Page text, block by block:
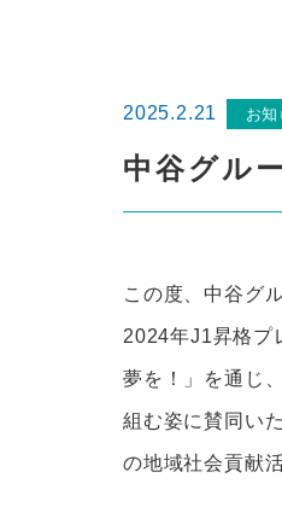
2025.2.21 お
中谷グル
この度、中谷グ
2024年J1昇格プ
夢を！」を通じ
組む姿に賛同い
の地域社会貢献